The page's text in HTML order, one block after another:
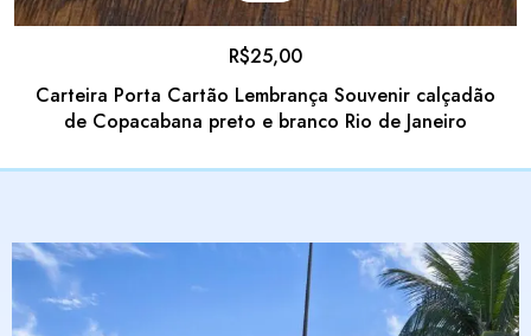
Carteira Porta Cartão Lembrança Souvenir calçadão
de Copacabana preto e branco Rio de Janeiro
R$25,00